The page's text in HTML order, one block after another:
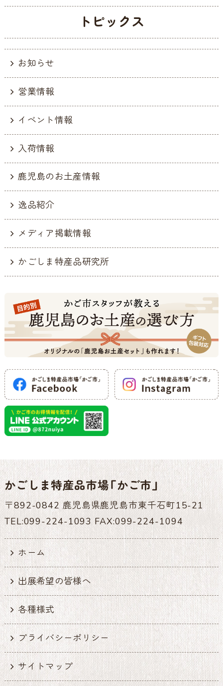
トピックス
お知らせ
営業情報
イベント情報
入荷情報
鹿児島のお土産情報
逸品紹介
メディア掲載情報
かごしま特産品研究所
かごしま特産品市場「かご市」
〒892-0842 鹿児島県鹿児島市東千石町15-21
TEL:099-224-1093 FAX:099-224-1094
ホーム
出展希望の皆様へ
各種様式
プライバシーポリシー
サイトマップ